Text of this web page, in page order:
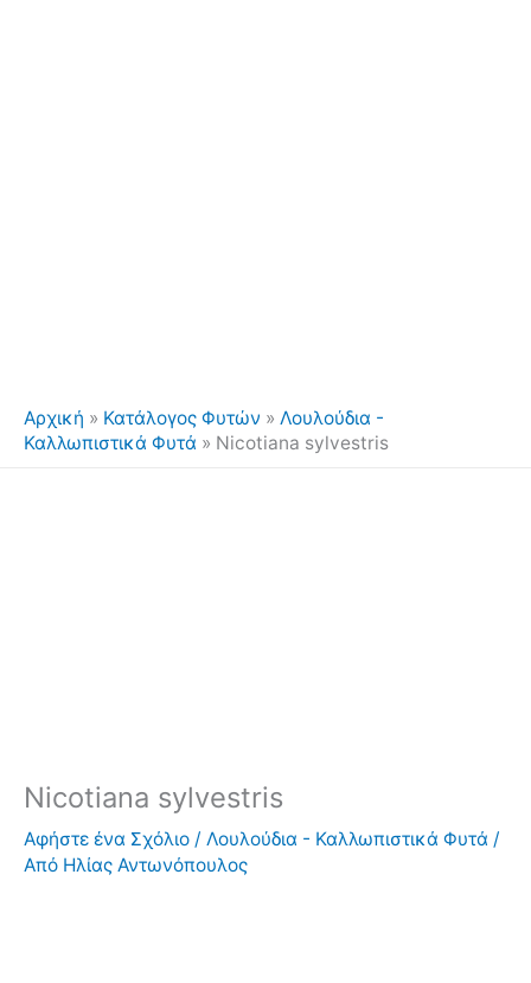
Αρχική » Κατάλογος Φυτών » Λουλούδια -
Καλλωπιστικά Φυτά » Nicotiana sylvestris
Nicotiana sylvestris
Αφήστε ένα Σχόλιο / Λουλούδια - Καλλωπιστικά Φυτά /
Από Ηλίας Αντωνόπουλος